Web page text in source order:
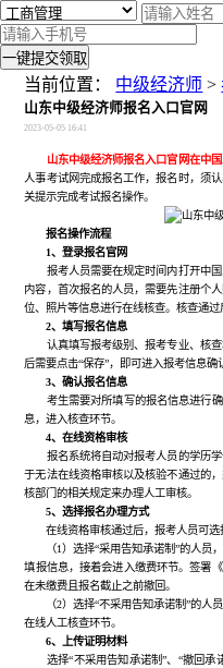
一键提交领取
当前位置： 中级经济师 >
山东中级经济师报名入口官网
2023-05-05 16:41
山东中级经济师报名入口官网在中
人事考试网完成报名工作，报名时，须
关提示完成考试报名操作。
报名操作流程
1、登录报名官网
报考人员需要在规定时间内打开中国
内容，首次报名的人员，需要先注册个
位、照片等信息进行在线核查。核查通过
2、填写报名信息
认真填写报考级别、报考专业、核查
后需要点击“保存”，即可进入报考信息确
3、确认报名信息
考生需要对所填写的报名信息进行确
息，进入核查环节。
4、在线资格审核
报名系统将自动对报考人员的学历学
于无法在线资格审核以及核验不通过的
核部门的相关规定来办理人工审核。
5、选择报名办理方式
在线资格审核通过后，报考人员可选
（1）选择“采用告知承诺制”的人员，
填报信息，接着会进入缴费环节。签署
在未缴费且报名截止之前撤回。
（2）选择“不采用告知承诺制”的人员
在线人工核查环节。
6、上传证明材料
选择“不采用告知承诺制”、“撤回承